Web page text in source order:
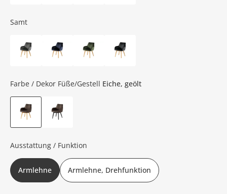
Samt
Farbe / Dekor Füße/Gestell Eiche, geölt
Ausstattung / Funktion
Armlehne Armlehne, Drehfunktion